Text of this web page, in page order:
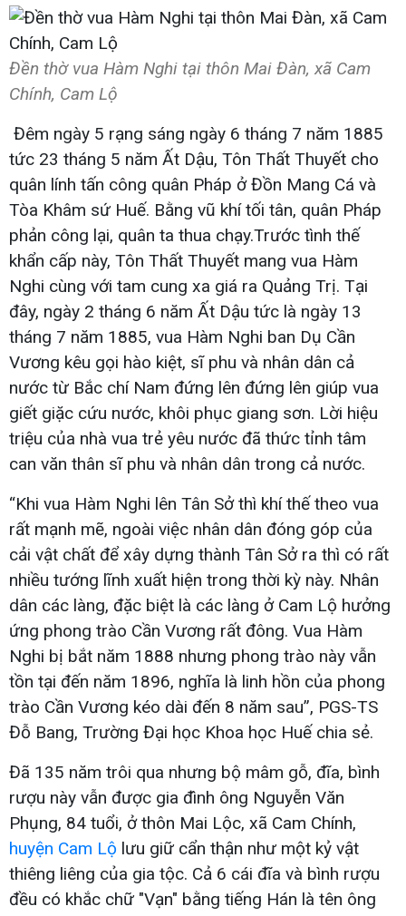
Đền thờ vua Hàm Nghi tại thôn Mai Đàn, xã Cam
Chính, Cam Lộ
Đêm ngày 5 rạng sáng ngày 6 tháng 7 năm 1885
tức 23 tháng 5 năm Ất Dậu, Tôn Thất Thuyết cho
quân lính tấn công quân Pháp ở Đồn Mang Cá và
Tòa Khâm sứ Huế. Bằng vũ khí tối tân, quân Pháp
phản công lại, quân ta thua chạy.Trước tình thế
khẩn cấp này, Tôn Thất Thuyết mang vua Hàm
Nghi cùng với tam cung xa giá ra Quảng Trị. Tại
đây, ngày 2 tháng 6 năm Ất Dậu tức là ngày 13
tháng 7 năm 1885, vua Hàm Nghi ban Dụ Cần
Vương kêu gọi hào kiệt, sĩ phu và nhân dân cả
nước từ Bắc chí Nam đứng lên đứng lên giúp vua
giết giặc cứu nước, khôi phục giang sơn. Lời hiệu
triệu của nhà vua trẻ yêu nước đã thức tỉnh tâm
can văn thân sĩ phu và nhân dân trong cả nước.
“Khi vua Hàm Nghi lên Tân Sở thì khí thế theo vua
rất mạnh mẽ, ngoài việc nhân dân đóng góp của
cải vật chất để xây dựng thành Tân Sở ra thì có rất
nhiều tướng lĩnh xuất hiện trong thời kỳ này. Nhân
dân các làng, đặc biệt là các làng ở Cam Lộ hưởng
ứng phong trào Cần Vương rất đông. Vua Hàm
Nghi bị bắt năm 1888 nhưng phong trào này vẫn
tồn tại đến năm 1896, nghĩa là linh hồn của phong
trào Cần Vương kéo dài đến 8 năm sau”, PGS-TS
Đỗ Bang, Trường Đại học Khoa học Huế chia sẻ.
Đã 135 năm trôi qua nhưng bộ mâm gỗ, đĩa, bình
rượu này vẫn được gia đình ông Nguyễn Văn
Phụng, 84 tuổi, ở thôn Mai Lộc, xã Cam Chính,
huyện Cam Lộ lưu giữ cẩn thận như một kỷ vật
thiêng liêng của gia tộc. Cả 6 cái đĩa và bình rượu
đều có khắc chữ "Vạn" bằng tiếng Hán là tên ông